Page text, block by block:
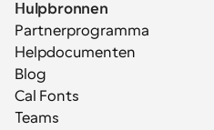
Hulpbronnen
Partnerprogramma
Helpdocumenten
Blog
Cal Fonts
Teams